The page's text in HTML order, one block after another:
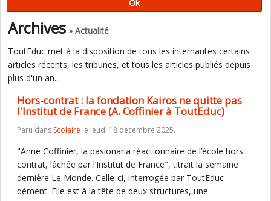
Archives » Actualité
ToutEduc met à la disposition de tous les internautes certains
articles récents, les tribunes, et tous les articles publiés depuis
plus d'un an...
Hors-contrat : la fondation Kairos ne quitte pas
l'Institut de France (A. Coffinier à ToutEduc)
Paru dans Scolaire le jeudi 18 décembre 2025.
"Anne Coffinier, la pasionaria réactionnaire de l’école hors
contrat, lâchée par l’Institut de France", titrait la semaine
dernière Le Monde. Celle-ci, interrogée par ToutEduc
dément. Elle est à la tête de deux structures, une